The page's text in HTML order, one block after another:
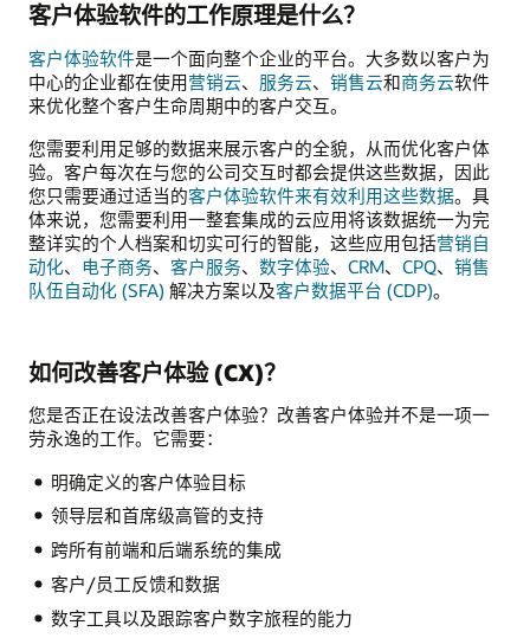
客户体验软件的工作原理是什么？
客户体验软件是一个面向整个企业的平台。大多数以客户为
中心的企业都在使用营销云、 服务云、 销售云和商务云软件
来优化整个客户生命周期中的客户交互。
您需要利用足够的数据来展示客户的全貌，从而优化客户体
验。客户每次在与您的公司交互时都会提供这些数据，因此
您只需要通过适当的客户体验软件来有效利用这些数据。具
体来说，您需要利用一整套集成的云应用将该数据统一为完
整详实的个人档案和切实可行的智能，这些应用包括营销自
动化、 电子商务、 客户服务、 数字体验、 CRM、 CPQ、 销售
队伍自动化 (SFA) 解决方案以及客户数据平台 (CDP)。
如何改善客户体验 (CX)？
您是否正在设法改善客户体验？改善客户体验并不是一项一
劳永逸的工作。它需要：
明确定义的客户体验目标
领导层和首席级高管的支持
跨所有前端和后端系统的集成
客户/员工反馈和数据
数字工具以及跟踪客户数字旅程的能力